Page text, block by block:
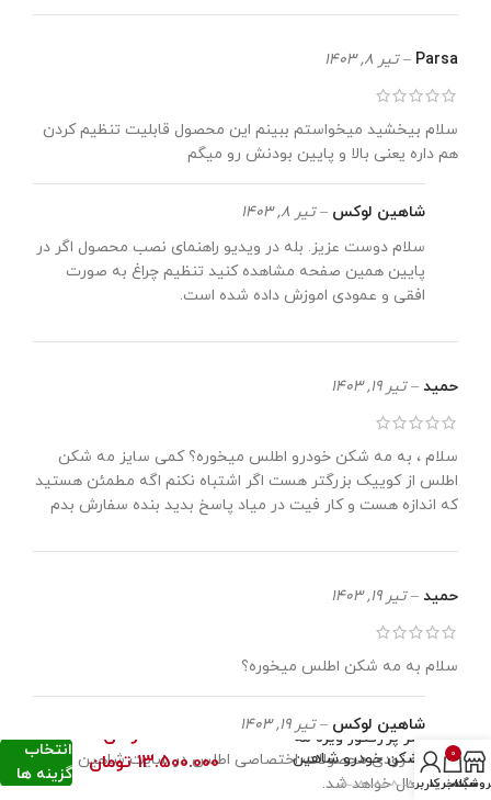
Parsa
– تیر 8, 1403
سلام بیخشید میخواستم ببینم این محصول قابلیت تنظیم کردن
هم داره یعنی بالا و پایین بودنش رو میگم
شاهین لوکس – تیر 8, 1403
سلام دوست عزیز. بله در ویدیو راهنمای نصب محصول اگر در
پایین همین صفحه مشاهده کنید تنظیم چراغ به صورت
افقی و عمودی اموزش داده شده است.
حمید – تیر 19, 1403
سلام ، به مه شکن خودرو اطلس میخوره؟ کمی سایز مه شکن
اطلس از کوییک بزرگتر هست اگر اشتباه نکنم اگه مطمئن هستید
که اندازه هست و کار فیت در میاد پاسخ بدید بنده سفارش بدم
حمید – تیر 19, 1403
سلام به مه شکن اطلس میخوره؟
شاهین لوکس – تیر 19, 1403
به زودی محصولات اختصاصی اطلس در سایت شاهین لوکس
فعال خواهد شد.
لنز پرژکتور ویژه مه
شکن خودرو شاهین
تومان
13.500.000 تومان
انتخاب
گزینه ها
0
سبد خرید
حساب کاربری من